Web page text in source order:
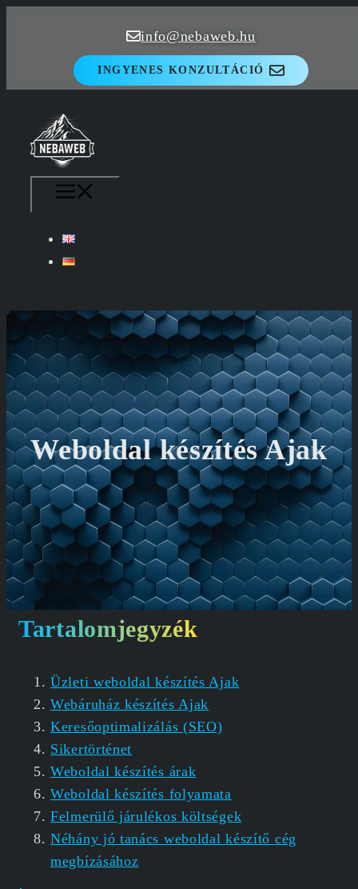
info@nebaweb.hu
INGYENES KONZULTÁCIÓ
Weboldal készítés Ajak
Tartalomjegyzék
Üzleti weboldal készítés Ajak
Webáruház készítés Ajak
Keresőoptimalizálás (SEO)
Sikertörténet
Weboldal készítés árak
Weboldal készítés folyamata
Felmerülő járulékos költségek
Néhány jó tanács weboldal készítő cég
megbízásához